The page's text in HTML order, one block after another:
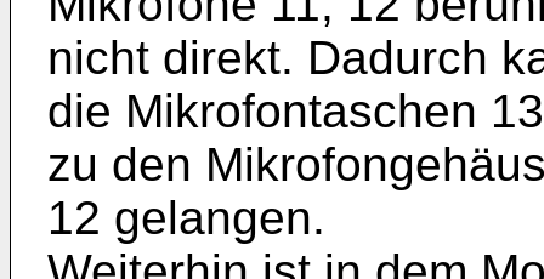
nicht direkt. Dadurch
die Mikrofontaschen
zu den
12 gelangen.